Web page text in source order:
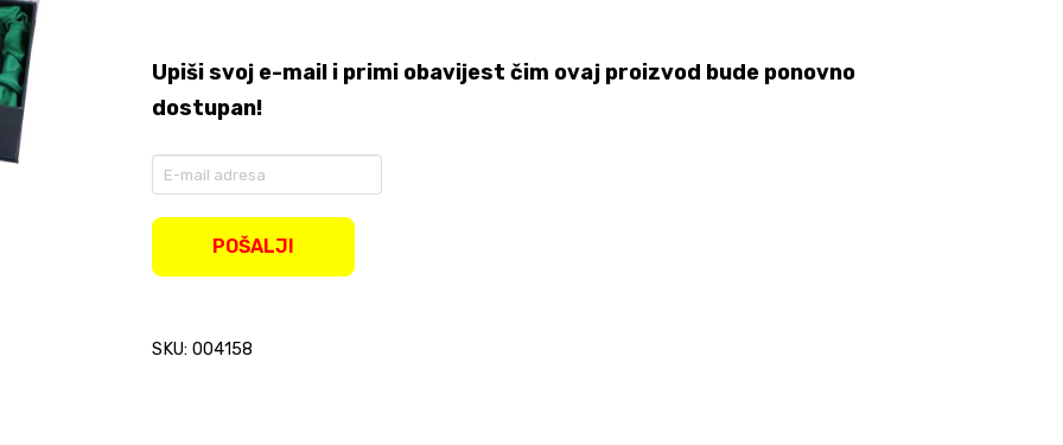
Upiši svoj e-mail i primi obavijest čim ovaj proizvod bude ponovno
dostupan!
your
for
POŠALJI
SKU: 004158